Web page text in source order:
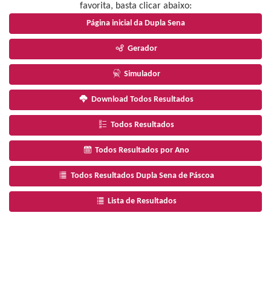
favorita, basta clicar abaixo:
Página inicial da Dupla Sena
Gerador
Simulador
Download Todos Resultados
Todos Resultados
Todos Resultados por Ano
Todos Resultados Dupla Sena de Páscoa
Lista de Resultados